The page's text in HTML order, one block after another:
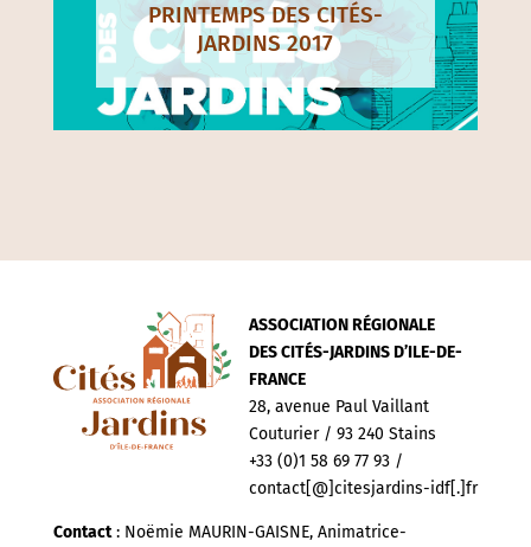
PRINTEMPS DES CITÉS-
JARDINS 2017
ASSOCIATION RÉGIONALE
DES CITÉS-JARDINS D’ILE-DE-
FRANCE
28, avenue Paul Vaillant
Couturier / 93 240 Stains
+33 (0)1 58 69 77 93 /
contact[@]citesjardins-idf[.]fr
Contact: Noëmie MAURIN-GAISNE, Animatrice-